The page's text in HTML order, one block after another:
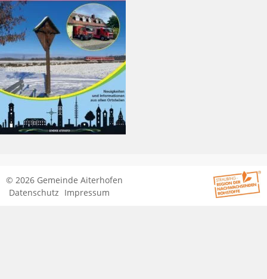
© 2026 Gemeinde Aiterhofen
Datenschutz Impressum